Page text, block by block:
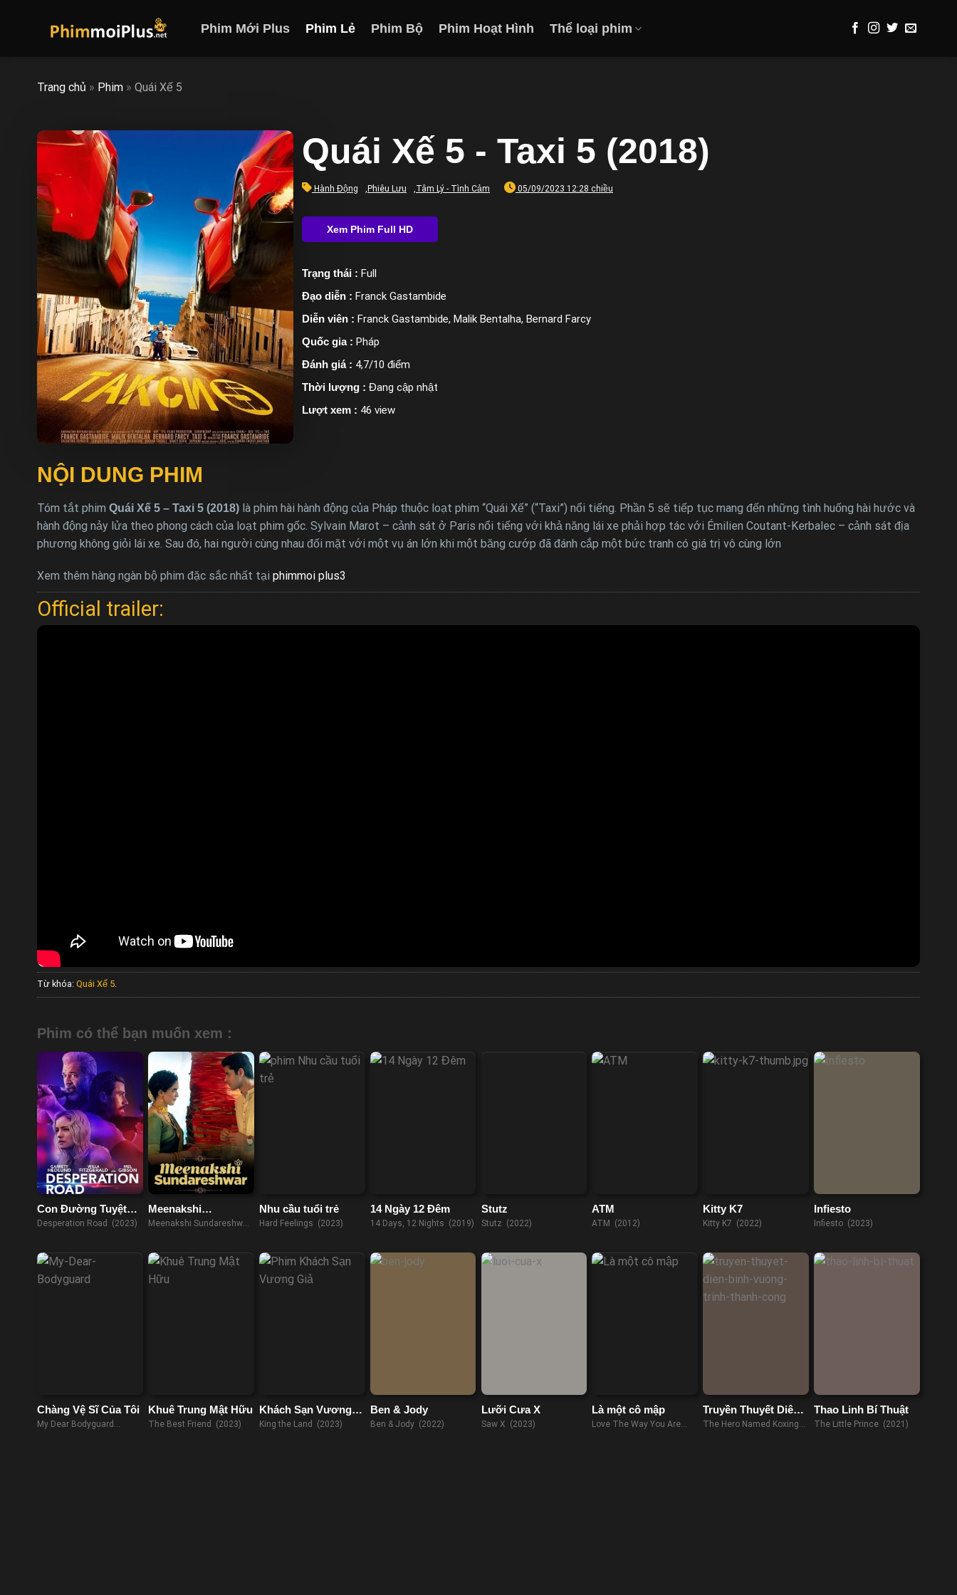
Phim Mới Plus Phim Lẻ Phim Bộ Phim Hoạt Hình Thể loại phim
Trang chủ » Phim » Quái Xế 5
Quái Xế 5 - Taxi 5 (2018)
Hành Động Phiêu Lưu Tâm Lý - Tình Cảm 05/09/2023 12:28 chiều
Trạng thái : Full
Đạo diễn : Franck Gastambide
Diễn viên : Franck Gastambide, Malik Bentalha, Bernard Farcy
Quốc gia : Pháp
Đánh giá : 4,7/10 điểm
Thời lượng : Đang cập nhật
Lượt xem : 46 view
NỘI DUNG PHIM
Tóm tắt phim Quái Xế 5 – Taxi 5 (2018) là phim hài hành động của Pháp thuộc loạt phim “Quái Xế” (“Taxi”) nổi tiếng. Phần 5 sẽ tiếp tục mang đến những tình huống hài hước và
hành động nảy lửa theo phong cách của loạt phim gốc. Sylvain Marot – cảnh sát ở Paris nổi tiếng với khả năng lái xe phải hợp tác với Émilien Coutant-Kerbalec – cảnh sát địa
phương không giỏi lái xe. Sau đó, hai người cùng nhau đối mặt với một vụ án lớn khi một băng cướp đã đánh cắp một bức tranh có giá trị vô cùng lớn
Xem thêm hàng ngàn bộ phim đặc sắc nhất tại phimmoi plus3
Official trailer:
Từ khóa: Quái Xế 5.
Phim có thể bạn muốn xem :
Con Đường Tuyệt
Vọng
Desperation Road (2023)
Meenakshi
Sundareshwar
Meenakshi Sundareshwar
Nhu cầu tuổi trẻ
Hard Feelings (2023)
14 Ngày 12 Đêm
14 Days, 12 Nights (2019)
Stutz
Stutz (2022)
ATM
ATM (2012)
Kitty K7
Kitty K7 (2022)
Infiesto
Infiesto (2023)
Chàng Vệ Sĩ Của Tôi
My Dear Bodyguard
Khuê Trung Mật Hữu
The Best Friend (2023)
Khách Sạn Vương
Giả
King the Land (2023)
Ben & Jody
Ben & Jody (2022)
Lưỡi Cưa X
Saw X (2023)
Là một cô mập
Love The Way You Are
Truyền Thuyết Diên
Bình Vương Trịnh
The Hero Named Koxinga
Thao Linh Bí Thuật
The Little Prince (2021)